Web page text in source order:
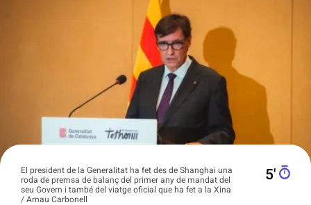
El president de la Generalitat ha fet des de Shanghai una
roda de premsa de balanç del primer any de mandat del
seu Govern i també del viatge oficial que ha fet a la Xina
/ Arnau Carbonell
5′